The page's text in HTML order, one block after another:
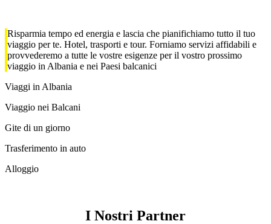
Risparmia tempo ed energia e lascia che pianifichiamo tutto il tuo
viaggio per te. Hotel, trasporti e tour. Forniamo servizi affidabili e
provvederemo a tutte le vostre esigenze per il vostro prossimo
viaggio in Albania e nei Paesi balcanici
Viaggi in Albania
Viaggio nei Balcani
Gite di un giorno
Trasferimento in auto
Alloggio
I Nostri Partner